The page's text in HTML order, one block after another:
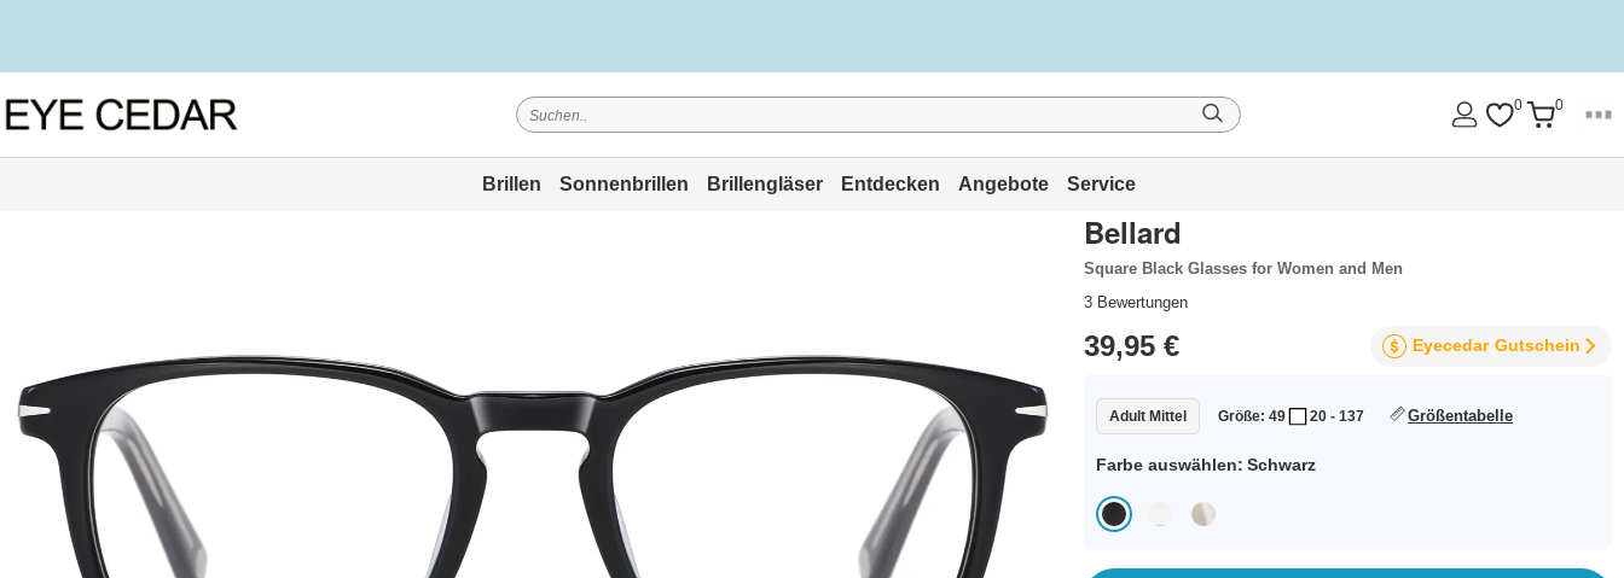
0 0
Brillen Sonnenbrillen Brillengläser Entdecken Angebote Service
Bellard
Square Black Glasses for Women and Men
3 Bewertungen
39,95 € Eyecedar Gutschein
Adult Mittel Größe: 49 20 - 137 Größentabelle
Farbe auswählen: Schwarz